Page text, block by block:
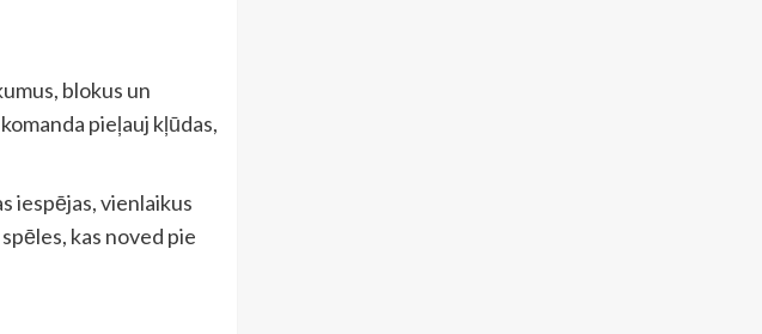
blokus un
pieļauj kļūdas,
iespējas, vienlaikus
kas noved pie